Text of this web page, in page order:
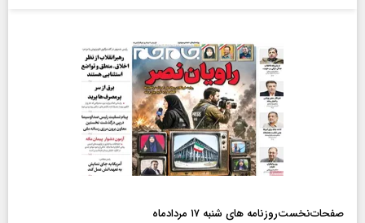
صفحات‌نخست‌روزنامه ها‌ی شنبه ۱۷ مردادماه